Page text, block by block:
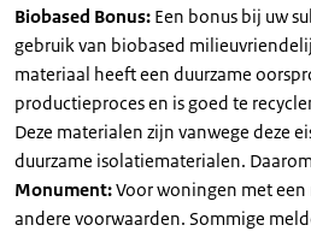
Biobased Bonus: Een bonus bij uw
gebruik van biobased
materiaal heeft een duurzame
productieproces en is goed te
Deze materialen zijn vanwege deze
duurzame isolatiematerialen.
Monument:Voor woningen met
andere voorwaarden. Sommige